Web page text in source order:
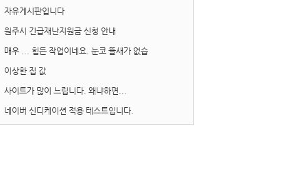
자유게시판입니다
원주시 긴급재난지원금 신청 안내
매우 ... 힘든 작업이네요. 눈코 뜰새가 없습
이상한 집 값
사이트가 많이 느립니다. 왜냐하면...
네이버 신디케이션 적용 테스트입니다.